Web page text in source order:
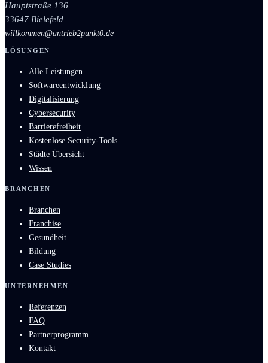
Hauptstraße 136
33647 Bielefeld
willkommen@antrieb2punkt0.de
LÖSUNGEN
Alle Leistungen
Softwareentwicklung
Digitalisierung
Cybersecurity
Barrierefreiheit
Kostenlose Security-Tools
Städte Übersicht
Wissen
BRANCHEN
Branchen
Franchise
Gesundheit
Bildung
Case Studies
UNTERNEHMEN
Referenzen
FAQ
Partnerprogramm
Kontakt